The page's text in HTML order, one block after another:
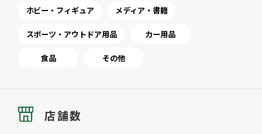
ホビー・フィギュア メディア・書籍
スポーツ・アウトドア用品 カー用品
食品 その他
店舗数